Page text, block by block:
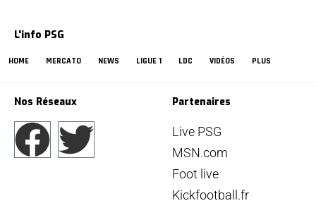
L'info PSG
HOME MERCATO NEWS LIGUE 1 LDC VIDÉOS PLUS
Nos Réseaux Partenaires
Live PSG
MSN.com
Foot live
Kickfootball.fr